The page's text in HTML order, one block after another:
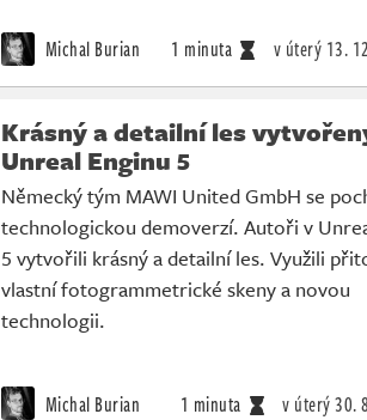
Michal Burian 1 minuta v úterý 13.
Krásný a detailní les
Unreal Enginu 5
Německý tým MAWI United GmbH se
technologickou demoverzí. Autoři v
5 vytvořili krásný a detailní les. Využili
vlastní fotogrammetrické skeny a novou
technologii.
Michal Burian 1 minuta v úterý30.